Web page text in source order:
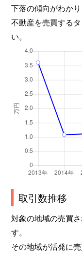
下落の傾向がわかり
不動産を売買する
い。
取引数推移
対象の地域の売買
す。
その地域が活発に